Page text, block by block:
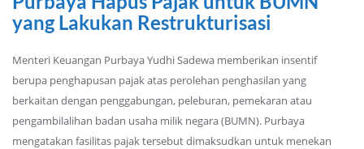
yang Lakukan Restrukturisasi
Menteri Keuangan Purbaya Yudhi Sadewa memberikan insentif
berupa penghapusan pajak atas perolehan penghasilan yang
berkaitan dengan penggabungan, peleburan, pemekaran atau
pengambilalihan badan usaha milik negara (BUMN). Purbaya
mengatakan fasilitas pajak tersebut dimaksudkan untuk menekan